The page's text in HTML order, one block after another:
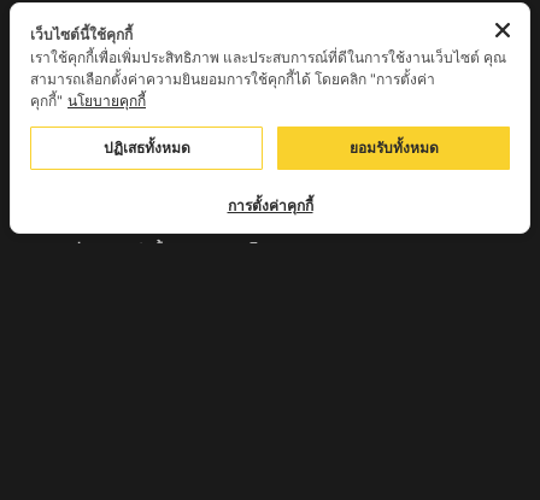
หลวงพ่อแป๋ว วัดดาวเรือง จ.สิงห์บุรี
หลวงพ่อจ้อย ปากแดง
หลวงพ่อชู เตชธมฺโม วัดทัพชุมพล จ.นครสวรรค์
หลวงปู่ครูบาตุ๊ทวดมั่น สิริปัญญา
หลวงปู่มี อภิชาโต วัดโพธิ์เจดีย์ลอย จ.เพชรบูรณ์
หลวงปู่ครูบาคำฝั้น อินทวันโณ
เว็บไซต์นี้ใช้คุกกี้
เราใช้คุกกี้เพื่อเพิ่มประสิทธิภาพ และประสบการณ์ที่ดีในการใช้งานเว็บไซต์ คุณ
สามารถเลือกตั้งค่าความยินยอมการใช้คุกกี้ได้ โดยคลิก "การตั้งค่า
คุกกี้" นโยบายคุกกี้
ปฏิเสธทั้งหมด ยอมรับทั้งหมด
การตั้งค่าคุกกี้